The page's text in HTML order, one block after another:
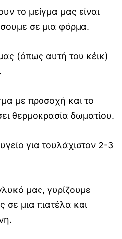
το μείγμα μας είναι
σε μια φόρμα.
(όπως αυτή του κέικ)
με προσοχή και το
θερμοκρασία δωματίου.
για τουλάχιστον 2-3
μας, γυρίζουμε
μια πιατέλα και